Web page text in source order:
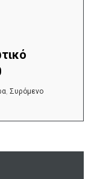
,Συρόμενο